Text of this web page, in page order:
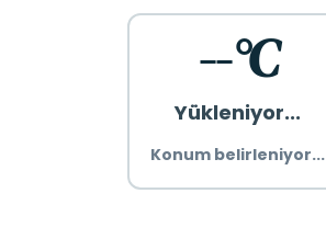
--°C
Yükleniyor...
Konum belirleniyor...